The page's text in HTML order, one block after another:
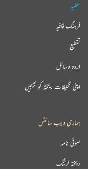
عطیہ
فرہنگ قافیہ
تقطیع
اردو وسائل
اپنی تخلیقات ریختہ کو بھیجیں
ہماری ویب سائٹس
صوفی نامہ
ریختہ لرننگ